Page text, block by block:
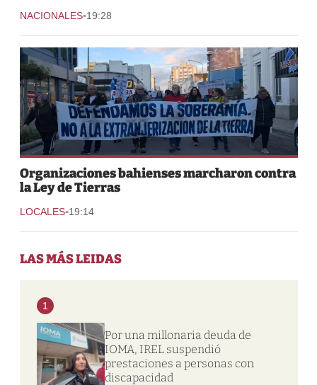
NACIONALES-19:28
Organizaciones bahienses marcharon contra
la Ley de Tierras
LOCALES-19:14
LAS MÁS LEIDAS
1
Por una millonaria deuda de
IOMA, IREL suspendió
prestaciones a personas con
discapacidad